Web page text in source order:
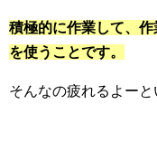
積極的に作業して、
を使うことです。
そんなの疲れるよーと